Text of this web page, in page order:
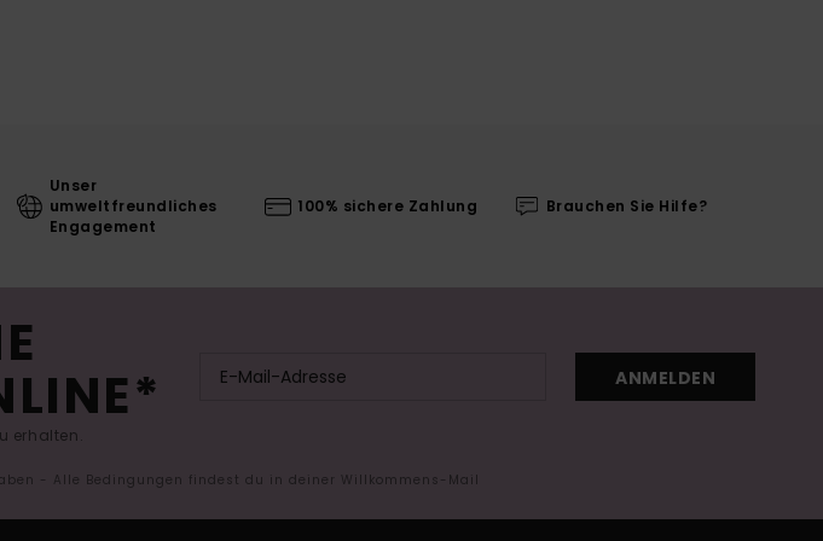
Unser
umweltfreundliches
Engagement
100% sichere Zahlung Brauchen Sie Hilfe?
erhalten.
ANMELDEN
- Alle Bedingungen findest du in deiner Willkommens-Mail